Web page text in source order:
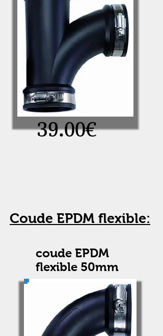
39.00€
Coude EPDM flexible:
coude EPDM
flexible 50mm